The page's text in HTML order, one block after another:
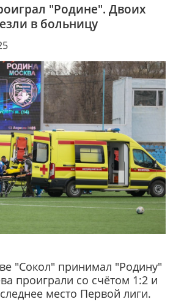
"Родине". Двоих
в больницу
"Сокол" принимал "Родину"
проиграли со счётом 1:2 и
место Первой лиги.